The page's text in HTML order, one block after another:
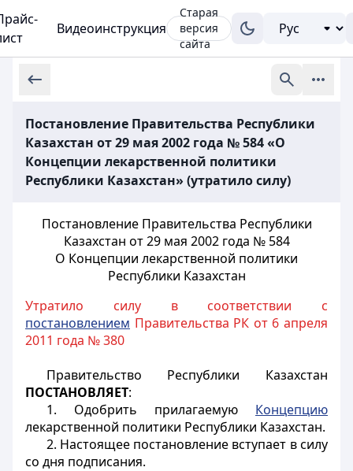
Видеоинструкция
Старая
версия
сайта
Постановление Правительства Республики
Казахстан от 29 мая 2002 года № 584 «О
Концепции лекарственной политики
Республики Казахстан» (утратило силу)
Постановление Правительства Республики
Казахстан от 29 мая 2002 года № 584
О Концепции лекарственной политики
Республики Казахстан
Утратило силу в соответствии с
постановлением Правительства РК от 6 апреля
2011 года № 380
Правительство Республики Казахстан
ПОСТАНОВЛЯЕТ:
1. Одобрить прилагаемую Концепцию
лекарственной политики Республики Казахстан.
2. Настоящее постановление вступает в силу
со дня подписания.